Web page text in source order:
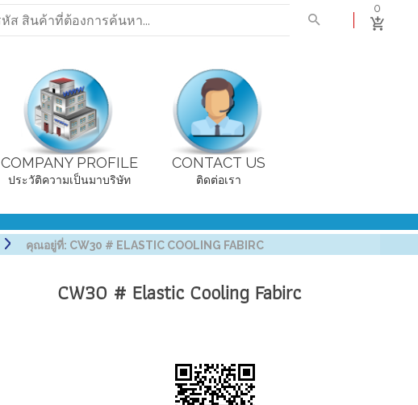
0
COMPANY PROFILE
ประวัติความเป็นมาบริษัท
CONTACT US
ติดต่อเรา
คุณอยู่ที่: CW30 # ELASTIC COOLING FABIRC
CW30 # Elastic Cooling Fabirc